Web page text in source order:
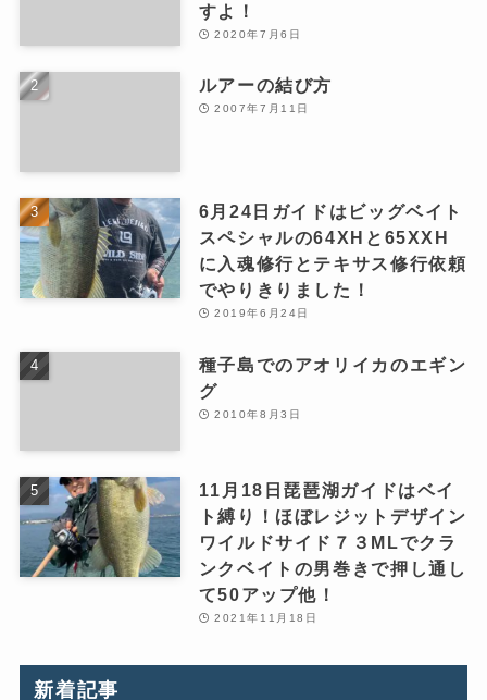
すよ！
2020年7月6日
ルアーの結び方
2007年7月11日
6月24日ガイドはビッグベイト
スペシャルの64XHと65XXH
に入魂修行とテキサス修行依頼
でやりきりました！
2019年6月24日
種子島でのアオリイカのエギン
グ
2010年8月3日
11月18日琵琶湖ガイドはベイ
ト縛り！ほぼレジットデザイン
ワイルドサイド７３MLでクラ
ンクベイトの男巻きで押し通し
て50アップ他！
2021年11月18日
新着記事